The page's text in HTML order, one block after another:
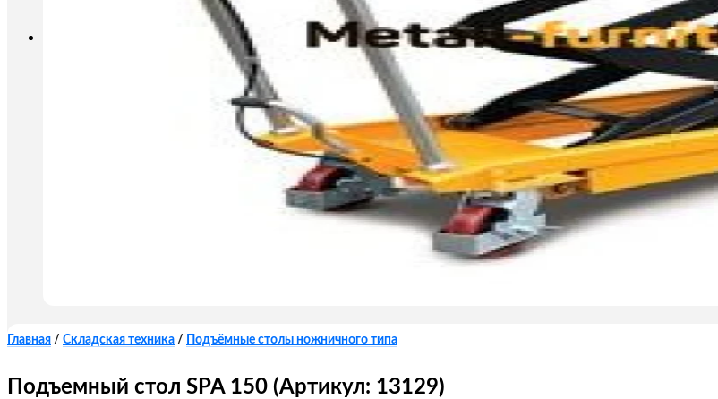
Главная / Складская техника / Подъёмные столы ножничного типа
Подъемный стол SPA 150 (Артикул: 13129)